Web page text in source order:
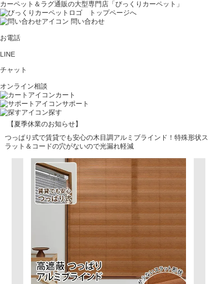
カーペット＆ラグ通販の大型専門店「びっくりカーペット」
問い合わせ
お電話
LINE
チャット
オンライン相談
カート
サポート
探す
【夏季休業のお知らせ】
つっぱり式で賃貸でも安心の木目調アルミブラインド！特殊形状ス
ラット＆コードの穴がないので光漏れ軽減